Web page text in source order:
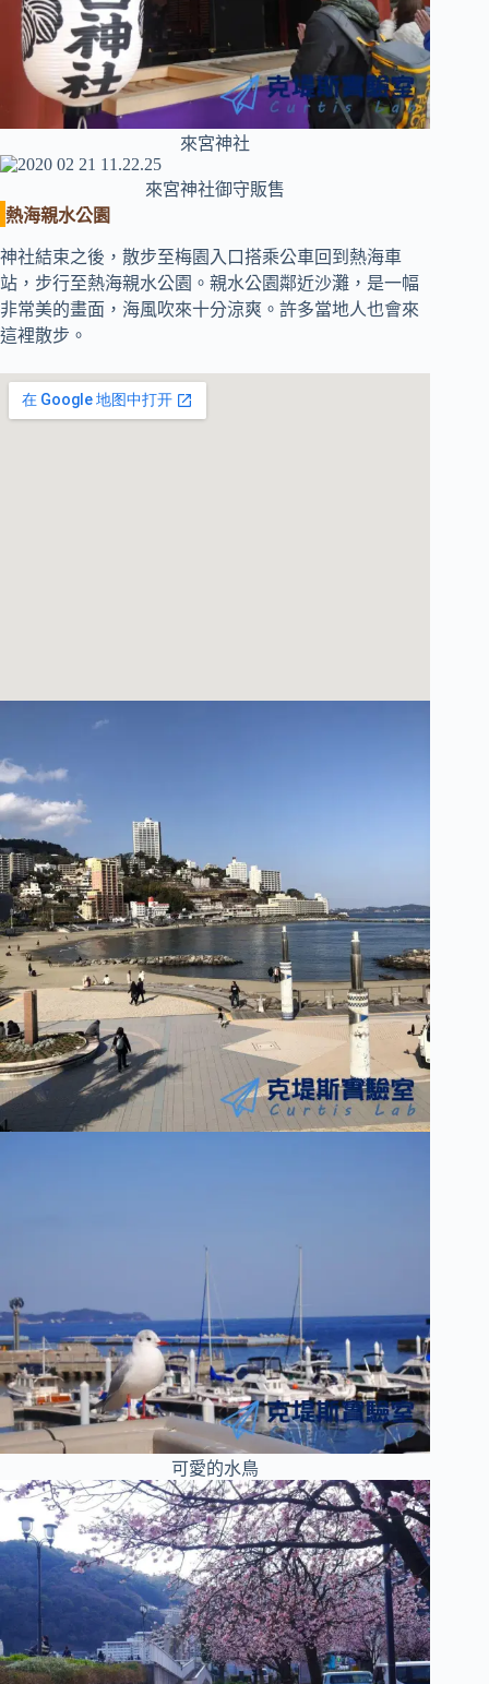
來宮神社
來宮神社御守販售
熱海親水公園
神社結束之後，散步至梅園入口搭乘公車回到熱海車
站，步行至熱海親水公園。親水公園鄰近沙灘，是一幅
非常美的畫面，海風吹來十分涼爽。許多當地人也會來
這裡散步。
可愛的水鳥